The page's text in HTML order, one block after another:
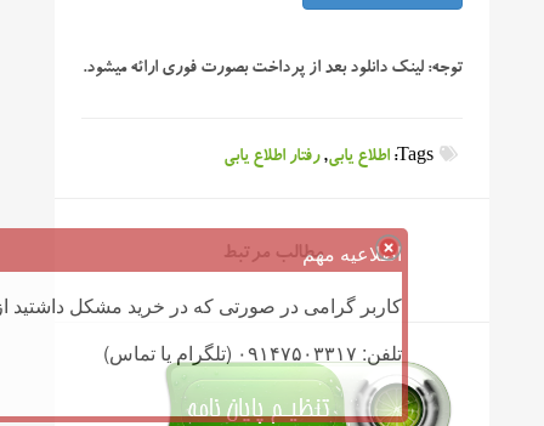
توجه: لینک دانلود بعد از پرداخت بصورت فوری ارائه میشود.
Tags: اطلاع یابی,رفتار اطلاع یابی
مطالب مرتبطاطلاعیه مهم
کاربر گرامی در صورتی که در خرید مشکل داشتید
تلفن: ۰۹۱۴۷۵۰۳۳۱۷ (تلگرام یا تماس)